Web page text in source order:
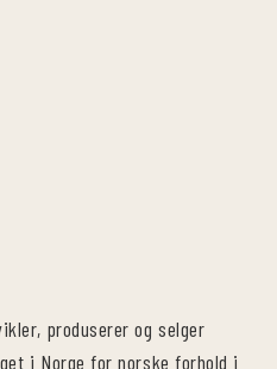
produserer og selger
i Norge for norske forhold i